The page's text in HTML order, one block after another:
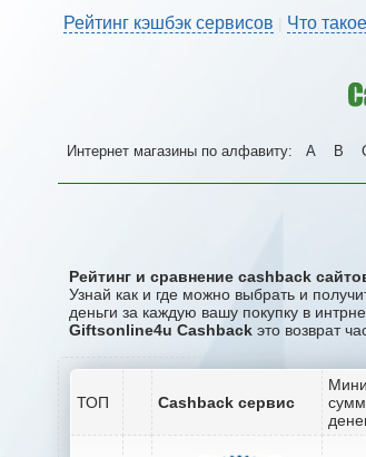
Рейтинг кэшбэк сервисов Что
Интернет магазины по алфавиту: A B
Рейтинг и сравнение cashback
Узнай как и где можно выбрать и
деньги за каждую вашу покупку в
Giftsonline4u Cashback это возврат
ТОП Cashback сервис